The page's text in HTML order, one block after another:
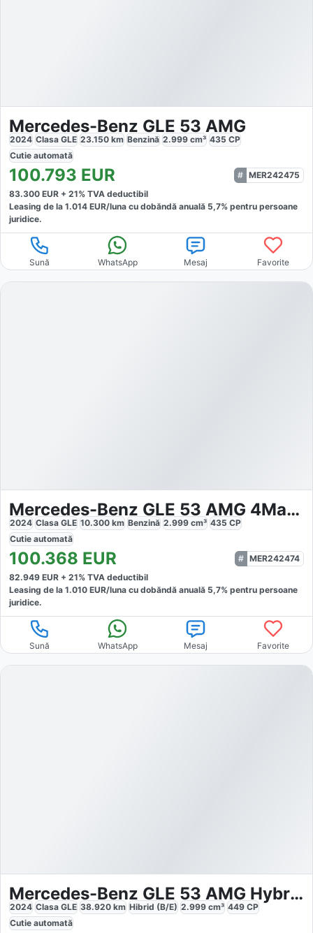
Mercedes-Benz GLE 53 AMG
2024 Clasa GLE 23.150 km Benzină 2.999 cm³ 435 CP
Cutie automată
100.793 EUR
MER242475
83.300 EUR + 21% TVA deductibil
Leasing de la 1.014 EUR/luna cu dobăndă anuală 5,7% pentru persoane
juridice.
Sună WhatsApp Mesaj Favorite
Mercedes-Benz GLE 53 AMG 4Matic
2024 Clasa GLE 10.300 km Benzină 2.999 cm³ 435 CP
Cutie automată
100.368 EUR
MER242474
82.949 EUR + 21% TVA deductibil
Leasing de la 1.010 EUR/luna cu dobăndă anuală 5,7% pentru persoane
juridice.
Sună WhatsApp Mesaj Favorite
Mercedes-Benz GLE 53 AMG Hybrid 4M Premium
2024 Clasa GLE 38.920 km Hibrid (B/E) 2.999 cm³ 449 CP
Cutie automată